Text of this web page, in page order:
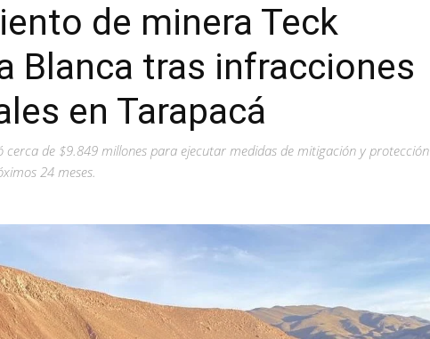
de minera Teck
Blanca tras infracciones
en Tarapacá
cerca de $9.849 millones para ejecutar medidas de mitigación y protección
24 meses.